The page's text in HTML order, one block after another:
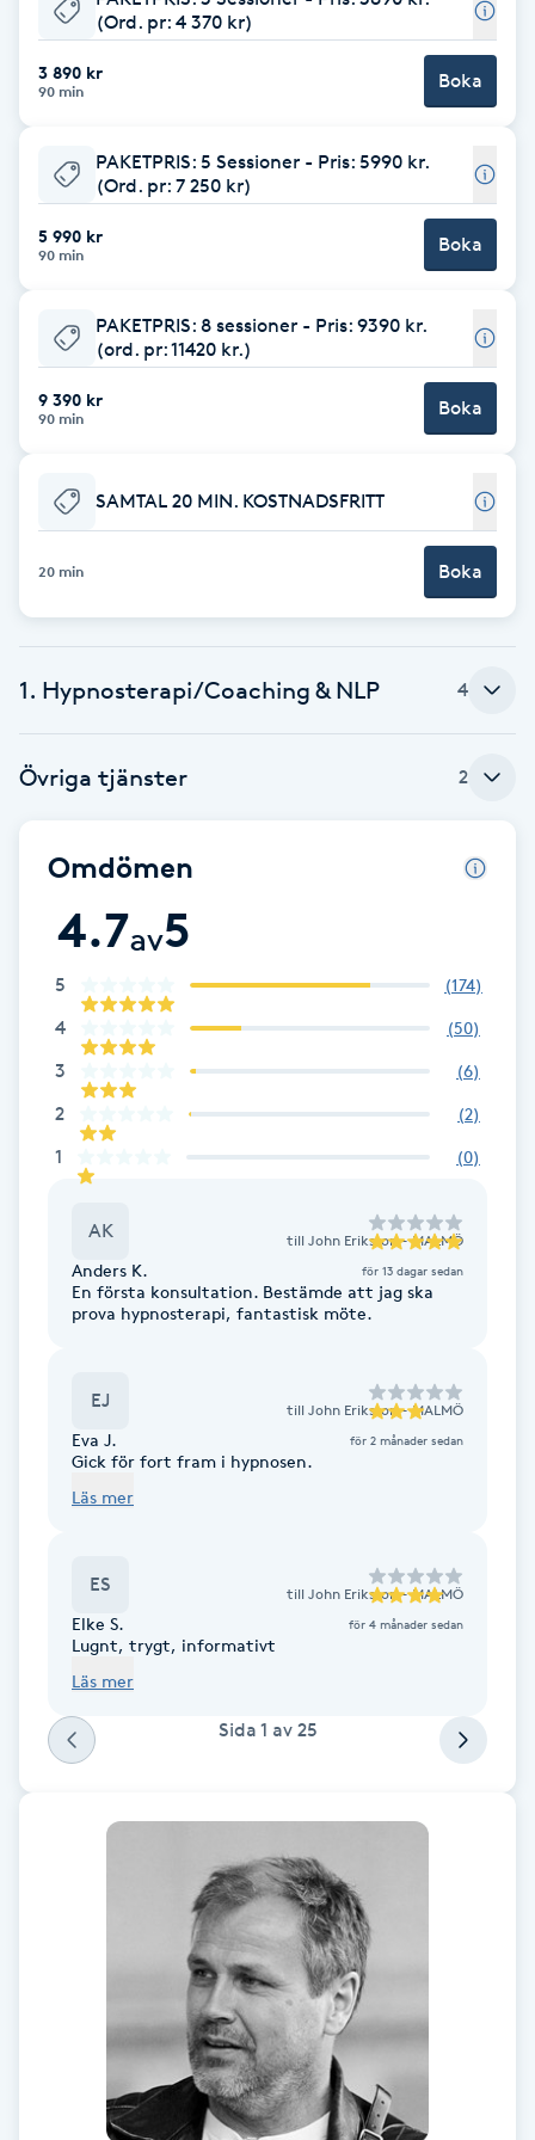
Babylights
Bambumassage
Barber
Blowout
Bottenfärg
Brynformning
Brynfärgning
Brynplockning
Bröllopsuppsättning
Celluliter
Coachning
Color correction
Cryoterapi
Damklippning
Dermapen
Diamantslipning
Enzympeeling
Extensions
Face framing
Faceliftmassage
Fet hårbotten
Fotmassage
(Ord. pr: 4 370 kr)
3 890 kr
90 min Boka
PAKETPRIS: 5 Sessioner - Pris: 5990 kr.
(Ord. pr: 7 250 kr)
5 990 kr
90 min Boka
PAKETPRIS: 8 sessioner - Pris: 9390 kr.
(ord. pr: 11420 kr.)
9 390 kr
90 min Boka
SAMTAL 20 MIN. KOSTNADSFRITT
20 min Boka
1. Hypnosterapi/Coaching & NLP 4
Övriga tjänster 2
Omdömen
4.7av5
5 (174)
4 (50)
3 (6)
2 (2)
1 (0)
AK till John Eriksson - MALMÖ
Anders K. för 13 dagar sedan
En första konsultation. Bestämde att jag ska
prova hypnosterapi, fantastisk möte.
EJ till John Eriksson - MALMÖ
Eva J. för 2 månader sedan
Gick för fort fram i hypnosen.
Läs mer
ES till John Eriksson - MALMÖ
Elke S. för 4 månader sedan
Lugnt, trygt, informativt
Läs mer
Sida 1 av 25